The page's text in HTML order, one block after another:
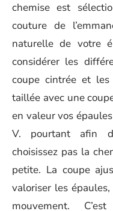
chemise est
couture de
naturelle de votre
considérer les
coupe cintrée et les
taillée avec une
en valeur vos
V. pourtant afin
choisissez pas la
petite. La coupe
valoriser les
mouvement.